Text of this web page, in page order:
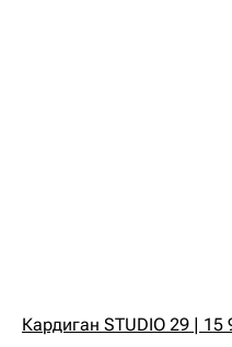
Кардиган STUDIO 29 | 15